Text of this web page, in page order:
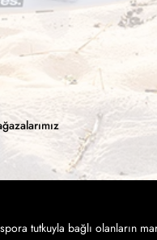
tutkuyla bağlı olanların